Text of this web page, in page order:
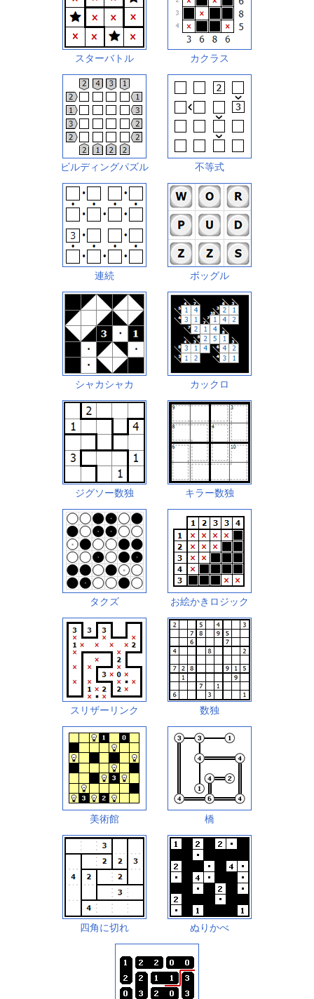
スターバトル カクラス
ビルディングパズル 不等式
連続 ボッグル
シャカシャカ カックロ
ジグソー数独 キラー数独
タクズ お絵かきロジック
スリザーリンク 数独
美術館 橋
四角に切れ ぬりかべ